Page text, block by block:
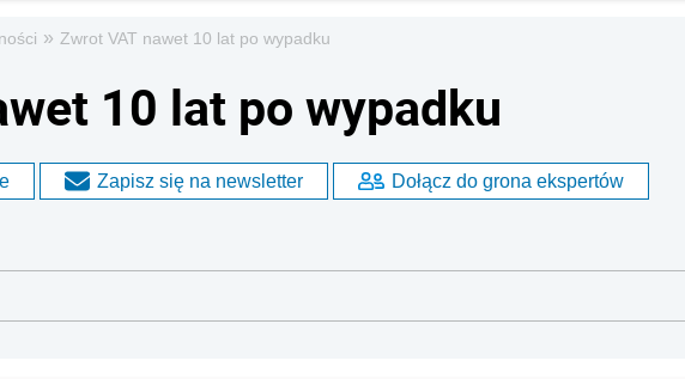
» Zwrot VAT nawet 10 lat po wypadku
10 lat po wypadku
Zapisz się na newsletter Dołącz do grona ekspertów